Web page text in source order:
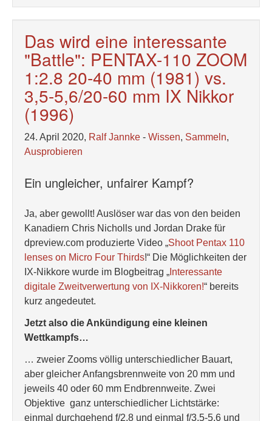
Das wird eine interessante
"Battle": PENTAX-110 ZOOM
1:2.8 20-40 mm (1981) vs.
3,5-5,6/20-60 mm IX Nikkor
(1996)
24. April 2020, Ralf Jannke - Wissen, Sammeln,
Ausprobieren
Ein ungleicher, unfairer Kampf?
Ja, aber gewollt! Auslöser war das von den beiden
Kanadiern Chris Nicholls und Jordan Drake für
dpreview.com produzierte Video „Shoot Pentax 110
lenses on Micro Four Thirds!“ Die Möglichkeiten der
IX-Nikkore wurde im Blogbeitrag „ Interessante
digitale Zweitverwertung von IX-Nikkoren!“ bereits
kurz angedeutet.
Jetzt also die Ankündigung eine kleinen
Wettkampfs…
… zweier Zooms völlig unterschiedlicher Bauart,
aber gleicher Anfangsbrennweite von 20 mm und
jeweils 40 oder 60 mm Endbrennweite. Zwei
Objektive ganz unterschiedlicher Lichtstärke:
einmal durchgehend f/2,8 und einmal f/3,5-5,6 und